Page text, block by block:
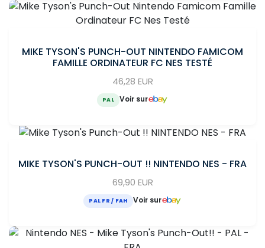
MIKE TYSON'S PUNCH-OUT NINTENDO FAMICOM
FAMILLE ORDINATEUR FC NES TESTÉ
46,28 EUR
PAL Voir sur
MIKE TYSON'S PUNCH-OUT !! NINTENDO NES - FRA
69,90 EUR
PAL FR / FAH Voir sur